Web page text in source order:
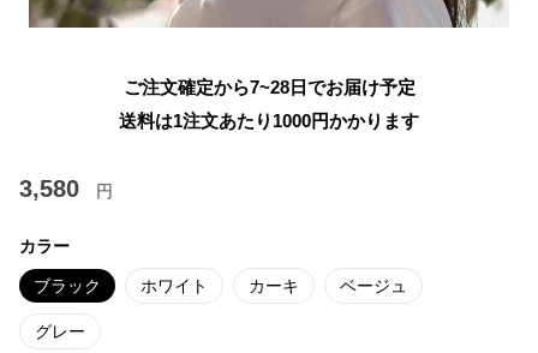
ご注文確定から7~28日でお届け予定
送料は1注文あたり 1000円かかります
3,580 円
カラー
ブラック ホワイト カーキ ベージュ
グレー